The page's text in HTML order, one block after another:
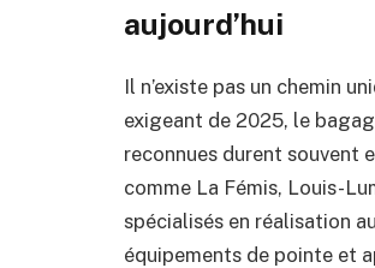
aujourd’hui
Il n’existe pas un chemin
exigeant de 2025, le
reconnues durent souvent
comme La Fémis, Louis-
spécialisés en réalisation
équipements de pointe et